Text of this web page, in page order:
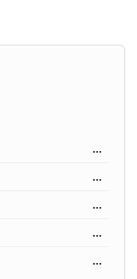
...
...
...
...
...